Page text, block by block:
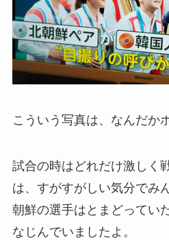
こういう写真は、なんだか
試合の時はどれだけ激しく
は、すがすがしい気分でみ
朝鮮の選手はとまどってい
なじんでいましたよ。